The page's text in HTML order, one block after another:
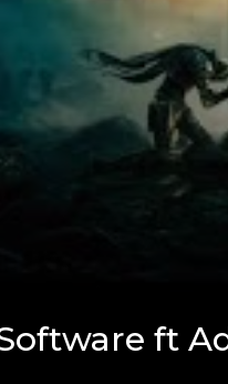
Software ft